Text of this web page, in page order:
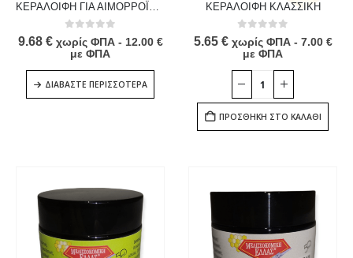
ΚΕΡΑΛΟΙΦΗ ΓΙΑ ΑΙΜΟΡΡΟΪΔΕΣ
out of 5
9.68 € χωρίς ΦΠΑ - 12.00 €
με ΦΠΑ
ΔΙΑΒΆΣΤΕ ΠΕΡΙΣΣΌΤΕΡΑ
ΚΕΡΑΛΟΙΦΗ ΚΛΑΣΣΙΚΗ
out of 5
5.65 € χωρίς ΦΠΑ - 7.00 €
με ΦΠΑ
ΠΡΟΣΘΉΚΗ ΣΤΟ ΚΑΛΆΘΙ